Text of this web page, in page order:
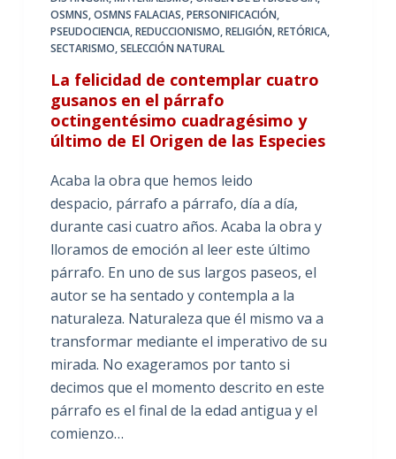
OSMNS,OSMNS FALACIAS,PERSONIFICACIÓN,
PSEUDOCIENCIA,REDUCCIONISMO,RELIGIÓN,RETÓRICA,
SECTARISMO,SELECCIÓN NATURAL
La felicidad de contemplar cuatro
gusanos en el párrafo
octingentésimo cuadragésimo y
último de El Origen de las Especies
Acaba la obra que hemos leido
despacio, párrafo a párrafo, día a día,
durante casi cuatro años. Acaba la obra y
lloramos de emoción al leer este último
párrafo. En uno de sus largos paseos, el
autor se ha sentado y contempla a la
naturaleza. Naturaleza que él mismo va a
transformar mediante el imperativo de su
mirada. No exageramos por tanto si
decimos que el momento descrito en este
párrafo es el final de la edad antigua y el
comienzo…